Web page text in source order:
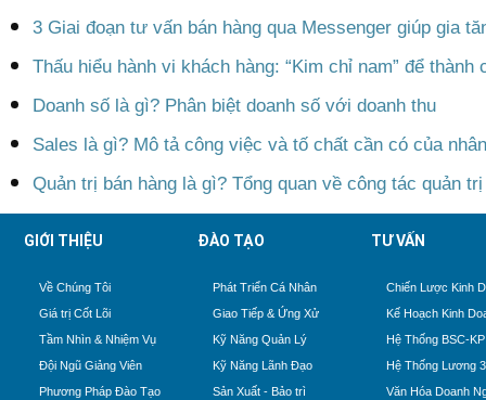
3 Giai đoạn tư vấn bán hàng qua Messenger giúp gia
Thấu hiểu hành vi khách hàng: “Kim chỉ nam” để thành
Doanh số là gì? Phân biệt doanh số với doanh thu
Sales là gì? Mô tả công việc và tố chất cần có của
Quản trị bán hàng là gì? Tổng quan về công tác quản trị
GIỚI THIỆU
Về Chúng Tôi
Giá trị Cốt Lõi
Tầm Nhìn & Nhiệm Vụ
Đội Ngũ Giảng Viên
Phương Pháp Đào Tạo
ĐÀO TẠO
Phát Triển Cá Nhân
Giao Tiếp & Ứng Xử
Kỹ Năng Quản Lý
Kỹ Năng Lãnh Đạo
Sản Xuất - Bảo trì
TƯ VẤN
Chiến Lược Kinh
Kế Hoạch Kinh
Hệ Thống BSC-
Hệ Thống Lương
Văn Hóa Doanh